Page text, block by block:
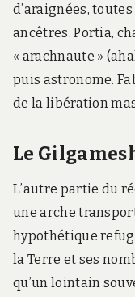
d’araignées,
ancêtres. Portia,
« arachnaute »
puis astronome.
de la libération
Le
L’autre partie du
une arche
hypothétique
la Terre et ses
qu’un lointain